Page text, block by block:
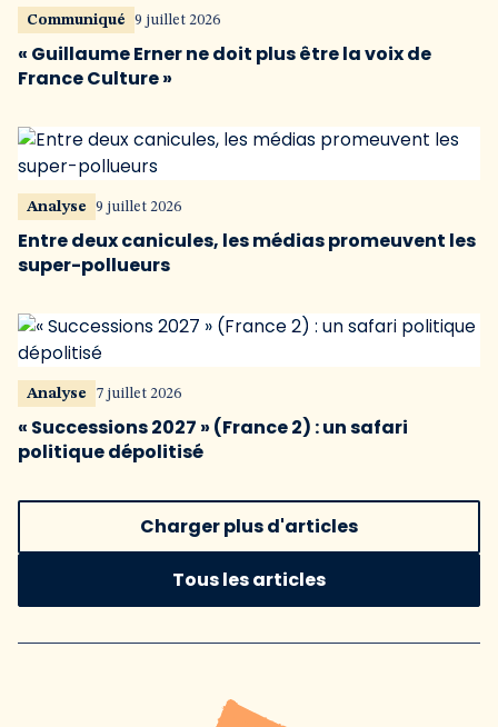
Communiqué 9 juillet 2026
« Guillaume Erner ne doit plus être la voix de
France Culture »
Analyse 9 juillet 2026
Entre deux canicules, les médias promeuvent les
super-pollueurs
Analyse 7 juillet 2026
« Successions 2027 » (France 2) : un safari
politique dépolitisé
Charger plus d'articles
Tous les articles